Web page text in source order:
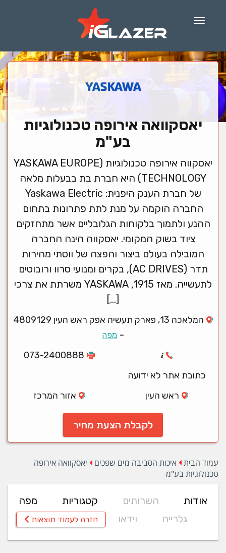
Menu
יאסקוואה אירופה טכנולוגיות
בע"מ
יאסקווה אירופה טכנולוגיות (YASKAWA EUROPE
TECHNOLOGY) היא חברת בת בבעלות מלאה
של חברת הענק היפנית: Yaskawa Electric
החברה הוקמה על מנת לתת פתרונות בתחום
ההנע ולתמוך בלקוחות הגלובליים אשר מתחזקים
ציוד בשוק המקומי. יאסקווה הינה החברה
המובילה בעולם ביצור והפצה של ווסתי מהירות
תדר (AC DRIVES), בקרים ומנועי סרוו ורובוטים
לתעשייה. מאז 1915, YASKAWA משרתת את צרכי
[…]
המלאכה 13, פארק תעשיה אפק ראש העין 4809129
- מפה
073-2400888
כתובת אתר לא ידועה
ראש העין
אזור המרכז
לקבלת הצעת מחיר
עמוד הבית איכות הסביבה מים שפכים
יאסקוואה אירופה
טכנולוגיות בע"מ
אודות השרותים קטגוריות
מפה
גלרייה
וידאו חזרה לעמוד תוצאות